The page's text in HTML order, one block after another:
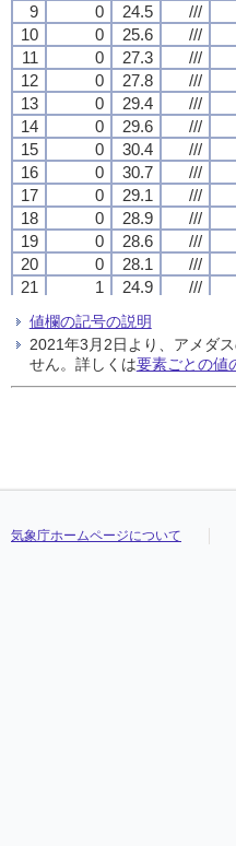
9
0 24.5 ///
10
0 25.6 ///
11
0 27.3 ///
12
0 27.8 ///
13
0 29.4 ///
14
0 29.6 ///
15
0 30.4 ///
16
0 30.7 ///
17
0 29.1 ///
18
0 28.9 ///
19
0 28.6 ///
20
0 28.1 ///
21
1 24.9 ///
24.6
23
4 23.7
24
11 24.8 ///
9
0 24.5 ///
10
0 25.6 ///
11
0 27.3 ///
12
0 27.8 ///
13
0 29.4 ///
14
0 29.6 ///
15
0 30.4 ///
16
0 30.7 ///
17
0 29.1 ///
18
0 28.9 ///
19
0 28.6 ///
20
0 28.1 ///
21
1 24.9 ///
24.6
23
4 23.7
24
11 24.8 ///
9
0 24.5 ///
10
0 25.6 ///
11
0 27.3 ///
12
0 27.8 ///
13
0 29.4 ///
14
0 29.6 ///
15
0 30.4 ///
16
0 30.7 ///
17
0 29.1 ///
18
0 28.9 ///
19
0 28.6 ///
20
0 28.1 ///
21
1 24.9 ///
24.6
23
4 23.7
24
11 24.8 ///
9
0 24.5 ///
10
0 25.6 ///
11
0 27.3 ///
12
0 27.8 ///
13
0 29.4 ///
14
0 29.6 ///
15
0 30.4 ///
16
0 30.7 ///
17
0 29.1 ///
18
0 28.9 ///
19
0 28.6 ///
20
0 28.1 ///
21
1 24.9 ///
24.6
23
4 23.7
24
11 24.8 ///
値欄の記号の説明
2021年3月2日より、アメダ
せん。詳しくは要素ごとの値
気象庁ホームページについて